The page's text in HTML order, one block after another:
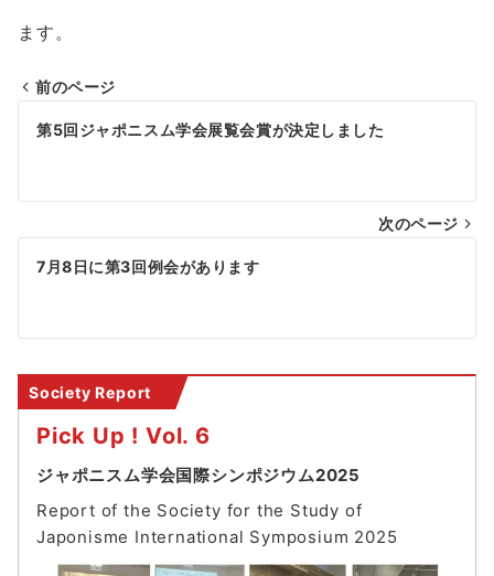
ます。
投
ビ
ゲ
シ
ョ
ン
前のページ
第5回ジャポニスム学会展覧会賞が決定しました
次のページ
7月8日に第3回例会があります
Society Report
Pick Up ! Vol. 6
ジャポニスム学会国際シンポジウム2025
Report of the Society for the Study of
Japonisme International Symposium 2025